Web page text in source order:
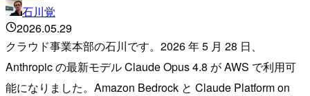
石川覚
2026.05.29
クラウド事業本部の石川です。2026 年 5 月 28 日、
Anthropic の最新モデル Claude Opus 4.8 が AWS で利用可
能になりました。Amazon Bedrock と Claude Platform on